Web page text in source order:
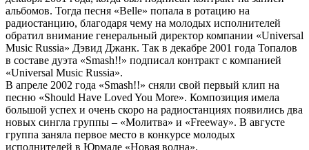
альбомов. Тогда песня «Belle» попала в ротацию на
радиостанцию, благодаря чему на молодых исполнителей
обратил внимание генеральный директор компании «Universal
Music Russia» Дэвид Джанк. Так в декабре 2001 года Топалов
в составе дуэта «Smash!!» подписал контракт с компанией
«Universal Music Russia».
В апреле 2002 года «Smash!!» сняли свой первый клип на
песню «Should Have Loved You More». Композиция имела
большой успех и очень скоро на радиостанциях появились два
новых сингла группы – «Молитва» и «Freeway». В августе
группа заняла первое место в конкурсе молодых
исполнителей в Юрмале «Новая волна».